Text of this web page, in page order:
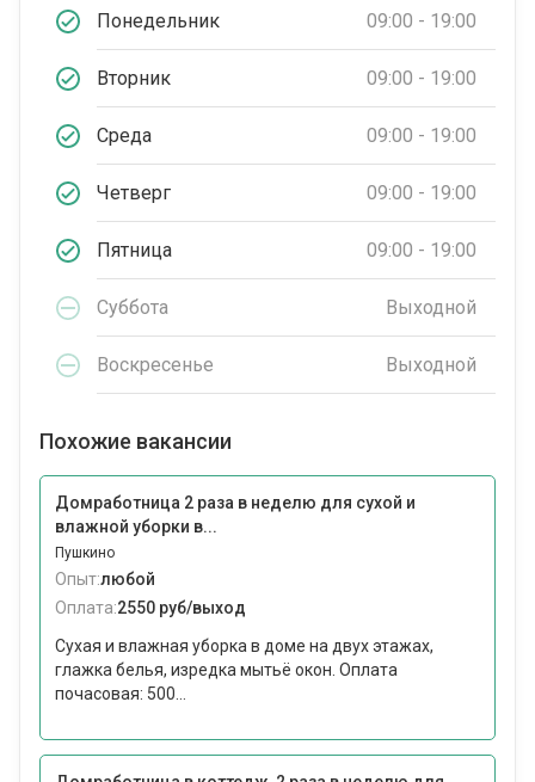
Понедельник 09:00 - 19:00
Вторник 09:00 - 19:00
Среда 09:00 - 19:00
Четверг 09:00 - 19:00
Пятница 09:00 - 19:00
Суббота Выходной
Воскресенье Выходной
Похожие вакансии
Домработница 2 раза в неделю для сухой и
влажной уборки в...
Пушкино
Опыт:любой
Оплата:2550 руб/выход
Сухая и влажная уборка в доме на двух этажах,
глажка белья, изредка мытьё окон. Оплата
почасовая: 500...